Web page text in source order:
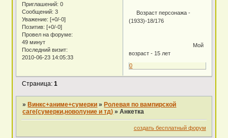
Приглашений: 0
Сообщений: 3
Уважение: [+0/-0]
Позитив: [+0/-0]
Провел на форуме:
49 минут
Последний визит:
2010-06-23 14:05:33
Возраст персонажа -
(1933)-18/176
Мой
возраст - 15 лет
0
Страница:1
» Винкс+аниме+сумерки » Ролевая по вампирской
саге(сумерки,новолуние и тд) »Анкетка
создать бесплатный форум